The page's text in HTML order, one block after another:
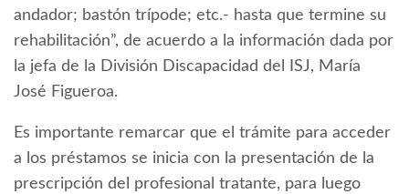
andador; bastón trípode; etc.- hasta que termine su
rehabilitación”, de acuerdo a la información dada por
la jefa de la División Discapacidad del ISJ, María
José Figueroa.
Es importante remarcar que el trámite para acceder
a los préstamos se inicia con la presentación de la
prescripción del profesional tratante, para luego